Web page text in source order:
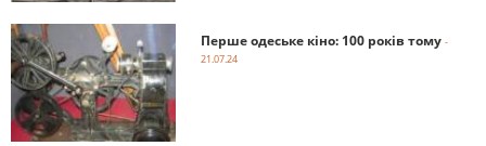
Перше одеське кіно: 100 років тому -
21.07.24